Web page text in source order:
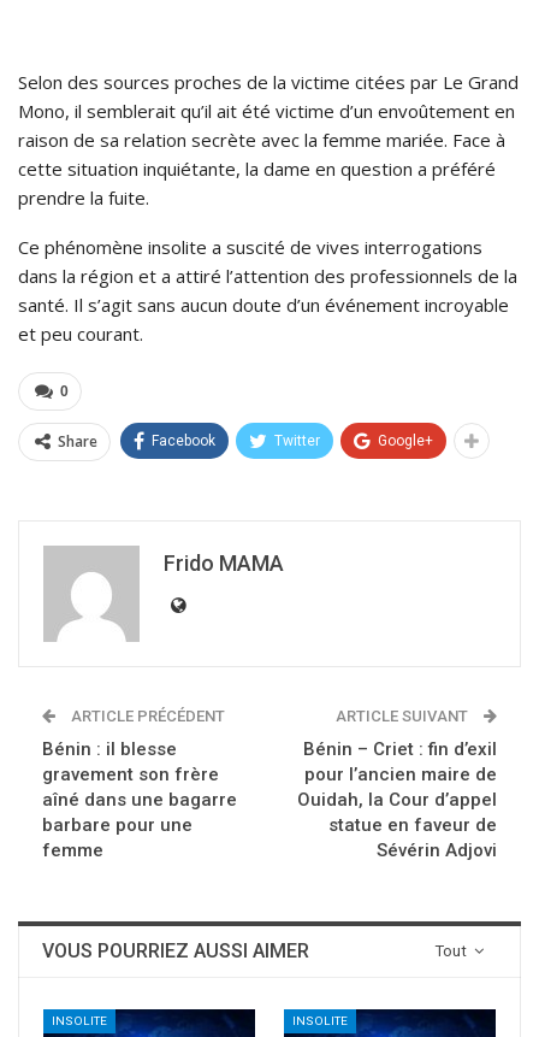
Selon des sources proches de la victime citées par Le Grand
Mono, il semblerait qu’il ait été victime d’un envoûtement en
raison de sa relation secrète avec la femme mariée. Face à
cette situation inquiétante, la dame en question a préféré
prendre la fuite.
Ce phénomène insolite a suscité de vives interrogations
dans la région et a attiré l’attention des professionnels de la
santé. Il s’agit sans aucun doute d’un événement incroyable
et peu courant.
0
Share Facebook Twitter Google+
Frido MAMA
ARTICLE PRÉCÉDENT
Bénin : il blesse
gravement son frère
aîné dans une bagarre
barbare pour une
femme
ARTICLE SUIVANT
Bénin – Criet : fin d’exil
pour l’ancien maire de
Ouidah, la Cour d’appel
statue en faveur de
Sévérin Adjovi
Tout
VOUS POURRIEZ AUSSI AIMER
INSOLITE INSOLITE